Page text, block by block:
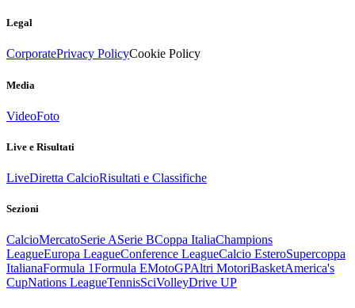
Legal
CorporatePrivacy PolicyCookie Policy
Media
VideoFoto
Live e Risultati
LiveDiretta CalcioRisultati e Classifiche
Sezioni
CalcioMercatoSerie ASerie BCoppa ItaliaChampions
LeagueEuropa LeagueConference LeagueCalcio EsteroSupercoppa
ItalianaFormula 1Formula EMotoGPAltri MotoriBasketAmerica's
CupNations LeagueTennisSciVolleyDrive UP